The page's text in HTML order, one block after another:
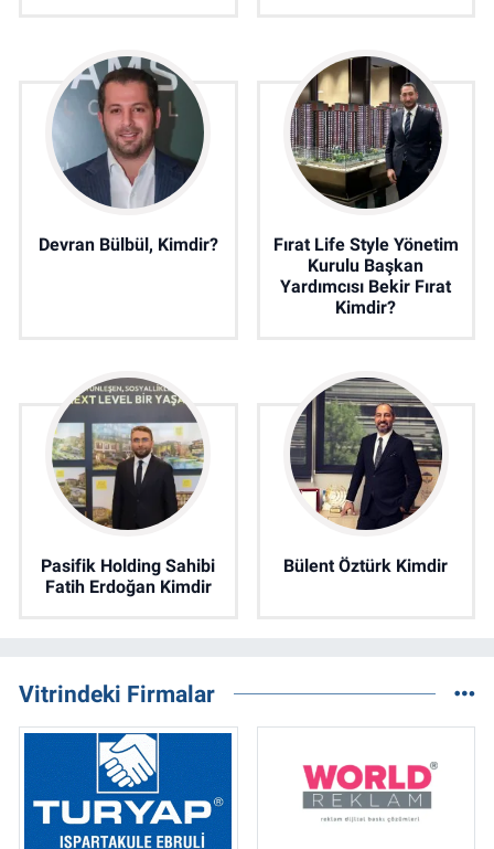
Devran Bülbül, Kimdir?
Fırat Life Style Yönetim
Kurulu Başkan
Yardımcısı Bekir Fırat
Kimdir?
Pasifik Holding Sahibi
Fatih Erdoğan Kimdir
Bülent Öztürk Kimdir
Vitrindeki Firmalar